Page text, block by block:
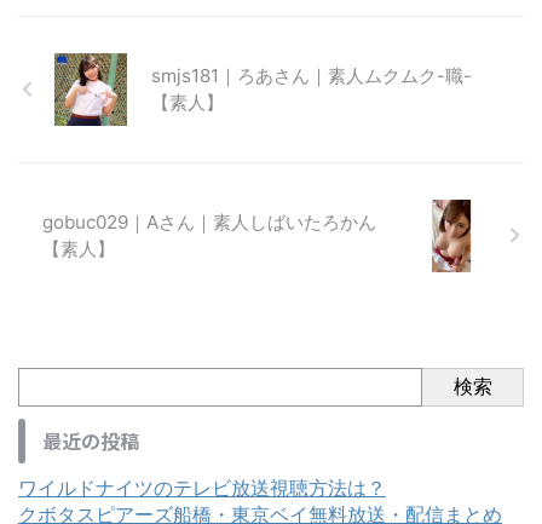
smjs181｜ろあさん｜素人ムクムク-職-
【素人】
gobuc029｜Aさん｜素人しばいたろかん
【素人】
検索
最近の投稿
ワイルドナイツのテレビ放送視聴方法は？
クボタスピアーズ船橋・東京ベイ無料放送・配信まとめ